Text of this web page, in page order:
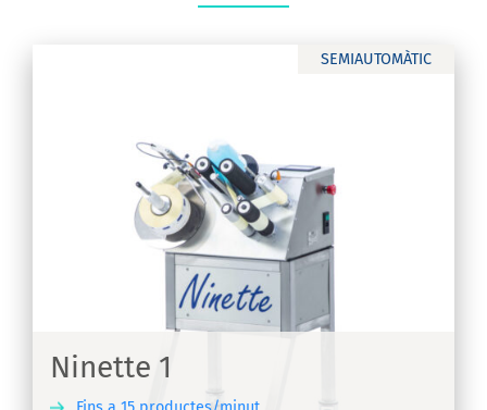
SEMIAUTOMÀTIC
Ninette 1